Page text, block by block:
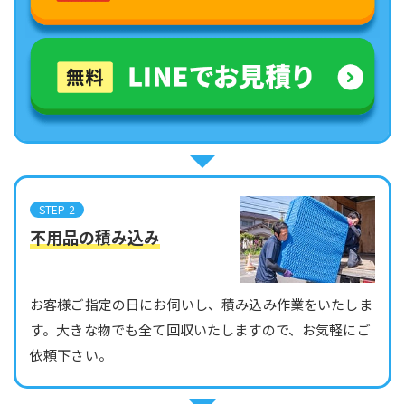
STEP 2
不用品の積み込み
お客様ご指定の日にお伺いし、積み込み作業をいたしま
す。大きな物でも全て回収いたしますので、お気軽にご
依頼下さい。